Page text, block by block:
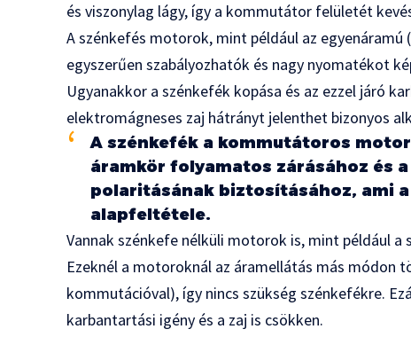
és viszonylag lágy, így a kommutátor felületét
A szénkefés motorok, mint például az
egyszerűen szabályozhatók és nagy nyomatékot
Ugyanakkor a szénkefék kopása és az ezzel járó
elektromágneses zaj hátrányt jelenthet bizonyos
A szénkefék a kommutátoros
áramkör folyamatos zárásához és
polaritásának biztosításához, ami
alapfeltétele.
Vannak szénkefe nélküli motorok is, mint például
Ezeknél a motoroknál az áramellátás más módon
kommutációval), így nincs szükség szénkefékre.
karbantartási igény és a zaj is csökken.